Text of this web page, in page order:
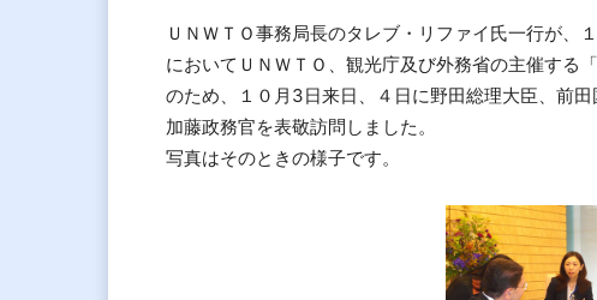
ＵＮＷＴＯ事務局長のタレブ・リファイ氏一行が、
においてＵＮＷＴＯ、観光庁及び外務省の主催する
のため、１０月3日来日、４日に野田総理大臣、前
加藤政務官を表敬訪問しました。
写真はそのときの様子です。